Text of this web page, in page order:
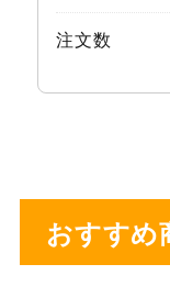
注文数
おすすめ